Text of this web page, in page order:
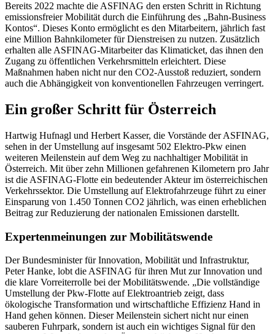
Bereits 2022 machte die ASFINAG den ersten Schritt in Richtung
emissionsfreier Mobilität durch die Einführung des „Bahn-Business
Kontos“. Dieses Konto ermöglicht es den Mitarbeitern, jährlich fast
eine Million Bahnkilometer für Dienstreisen zu nutzen. Zusätzlich
erhalten alle ASFINAG-Mitarbeiter das Klimaticket, das ihnen den
Zugang zu öffentlichen Verkehrsmitteln erleichtert. Diese
Maßnahmen haben nicht nur den CO2-Ausstoß reduziert, sondern
auch die Abhängigkeit von konventionellen Fahrzeugen verringert.
Ein großer Schritt für Österreich
Hartwig Hufnagl und Herbert Kasser, die Vorstände der ASFINAG,
sehen in der Umstellung auf insgesamt 502 Elektro-Pkw einen
weiteren Meilenstein auf dem Weg zu nachhaltiger Mobilität in
Österreich. Mit über zehn Millionen gefahrenen Kilometern pro Jahr
ist die ASFINAG-Flotte ein bedeutender Akteur im österreichischen
Verkehrssektor. Die Umstellung auf Elektrofahrzeuge führt zu einer
Einsparung von 1.450 Tonnen CO2 jährlich, was einen erheblichen
Beitrag zur Reduzierung der nationalen Emissionen darstellt.
Expertenmeinungen zur Mobilitätswende
Der Bundesminister für Innovation, Mobilität und Infrastruktur,
Peter Hanke, lobt die ASFINAG für ihren Mut zur Innovation und
die klare Vorreiterrolle bei der Mobilitätswende. „Die vollständige
Umstellung der Pkw-Flotte auf Elektroantrieb zeigt, dass
ökologische Transformation und wirtschaftliche Effizienz Hand in
Hand gehen können. Dieser Meilenstein sichert nicht nur einen
sauberen Fuhrpark, sondern ist auch ein wichtiges Signal für den